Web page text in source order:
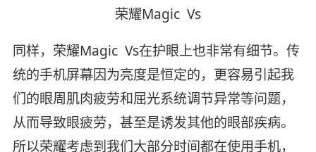
荣耀Magic Vs
同样，荣耀Magic Vs在护眼上也非常有细节。传
统的手机屏幕因为亮度是恒定的，更容易引起我
们的眼周肌肉疲劳和屈光系统调节异常等问题，
从而导致眼疲劳，甚至是诱发其他的眼部疾病。
所以荣耀考虑到我们大部分时间都在使用手机，